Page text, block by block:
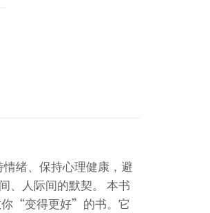
绪、保持心理健康，避
、人际间的默契。 本书
你“变得更好”的书。它